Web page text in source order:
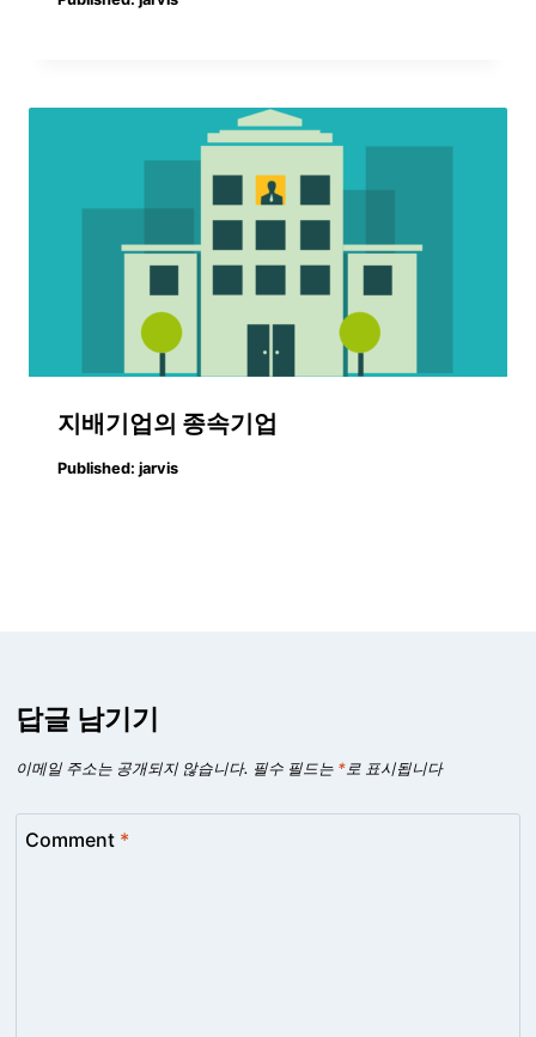
지배기업의 종속기업
Published: jarvis
답글 남기기
이메일 주소는 공개되지 않습니다. 필수 필드는 * 로 표시됩니다
Comment *